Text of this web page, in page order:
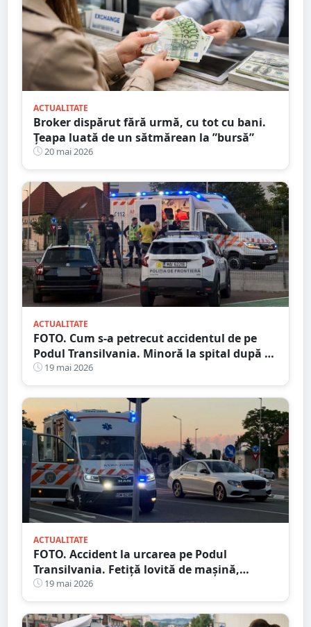
ACTUALITATE
Broker dispărut fără urmă, cu tot cu bani.
Țeapa luată de un sătmărean la ”bursă”
20 mai 2026
ACTUALITATE
FOTO. Cum s-a petrecut accidentul de pe
Podul Transilvania. Minoră la spital după ce
a fost lovită pe trecere
19 mai 2026
ACTUALITATE
FOTO. Accident la urcarea pe Podul
Transilvania. Fetiță lovită de mașină,
aruncată în aer
19 mai 2026